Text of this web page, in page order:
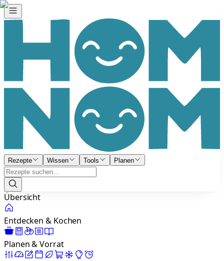
Rezepte Wissen Tools Planen
Übersicht
Entdecken & Kochen
Planen & Vorrat